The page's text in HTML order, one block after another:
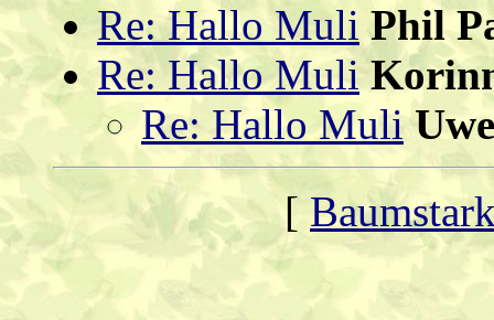
Re: Hallo Muli Phil
Re: Hallo Muli
Re: Hallo Muli Uwe
[